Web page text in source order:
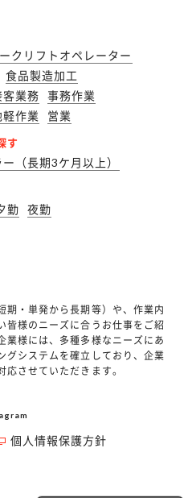
クリフトオペレーター
食品製造加工
客業務
事務作業
軽作業 営業
す
ー（長期3ケ月以上）
勤 夜勤
期・単発から長期等）や、作業内
皆様のニーズに合うお仕事をご紹
業様には、多種多様なニーズにあ
グシステムを確立しており、企業
させていただきます。
個人情報保護方針